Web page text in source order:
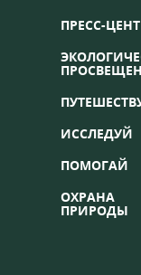
ПРЕСС-
ИССЛЕДУЙ
ПОМОГАЙ
ОХРАНА
ПРИРОДЫ